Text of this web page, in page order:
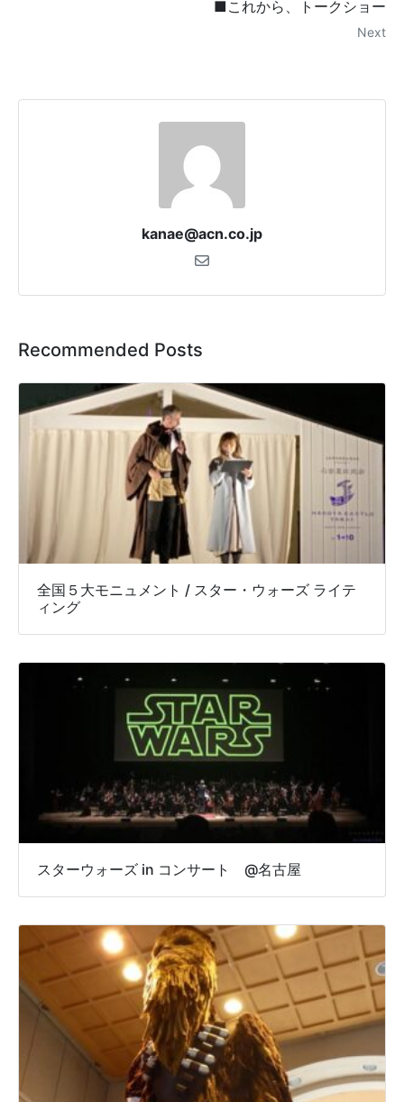
■これから、トークショー
Next
kanae@acn.co.jp
Recommended Posts
全国５大モニュメント / スター・ウォーズ ライテ
ィング
スターウォーズ in コンサート @名古屋